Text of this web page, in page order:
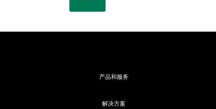
产品和服务
解决方案